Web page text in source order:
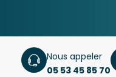
Nous appeler
05 53 45 85 70